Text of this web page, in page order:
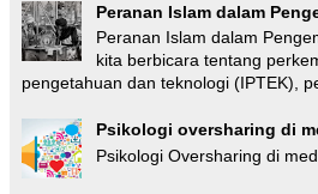
Peranan Islam dalam
Peranan Islam dalam
kita berbicara tentang
pengetahuan dan teknologi (IPTEK),
Psikologi oversharing di
Psikologi Oversharing di